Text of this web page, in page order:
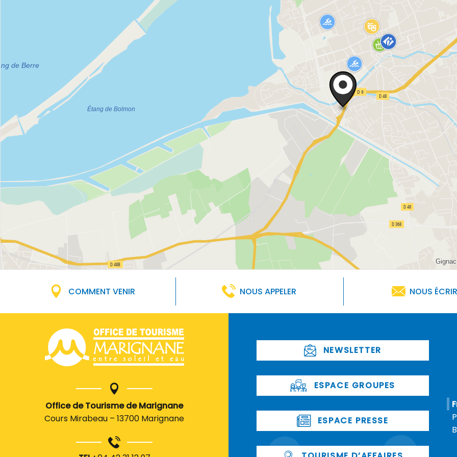
COMMENT VENIR NOUS APPELER NOUS
Office de Tourisme de Marignane
Cours Mirabeau – 13700 Marignane
NEWSLETTER
ESPACE GROUPES
ESPACE PRESSE